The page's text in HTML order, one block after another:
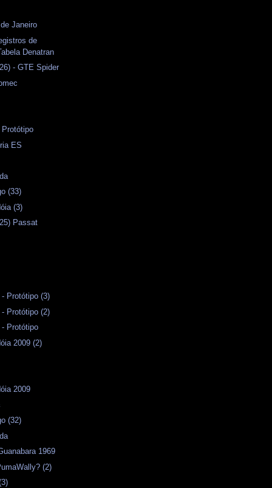
Janeiro
de
Denatran
- GTE Spider
Protótipo
ES
(33)
(3)
Passat
Protótipo (3)
Protótipo (2)
Protótipo
2009 (2)
2009
(32)
1969
(2)